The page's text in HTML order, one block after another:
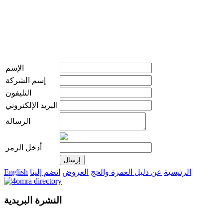
الإسم
إسم الشركة
التليفون
البريد الإلكتروني
الرسالة
أدخل الرمز
live
casinos
online
English الرئيسية عن دليل العمرة والحج العروض انضم إلينا
النشرة البريدية